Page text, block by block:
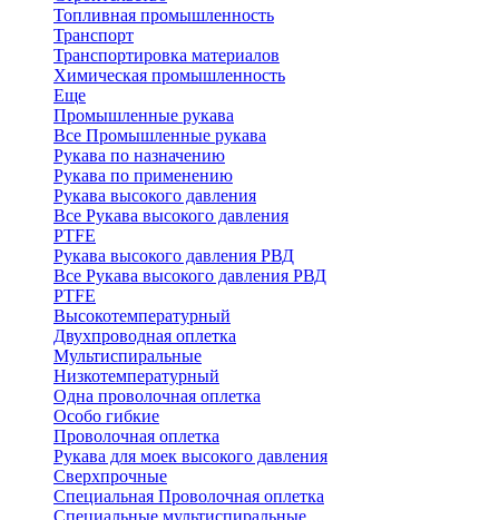
Топливная промышленность
Транспорт
Транспортировка материалов
Химическая промышленность
Еще
Промышленные рукава
Все Промышленные рукава
Рукава по назначению
Рукава по применению
Рукава высокого давления
Все Рукава высокого давления
PTFE
Рукава высокого давления РВД
Все Рукава высокого давления РВД
PTFE
Высокотемпературный
Двухпроводная оплетка
Мультиспиральные
Низкотемпературный
Одна проволочная оплетка
Особо гибкие
Проволочная оплетка
Рукава для моек высокого давления
Сверхпрочные
Специальная Проволочная оплетка
Специальные мультиспиральные